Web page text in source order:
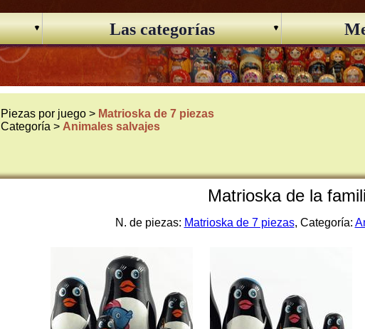
Las categorías
Piezas por juego > Matrioska de 7 piezas
Categoría > Animales salvajes
Matrioska de la
N. de piezas: Matrioska de 7 piezas, Categoría: